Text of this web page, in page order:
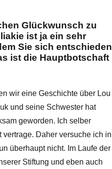
Glückwunsch zu
ist ja ein sehr
Sie sich entschieden
ist die Hauptbotschaft
wir eine Geschichte über Lou
und seine Schwester hat
geworden. Ich selber
Daher versuche ich in
überhaupt nicht. Im Laufe der
Stiftung und eben auch